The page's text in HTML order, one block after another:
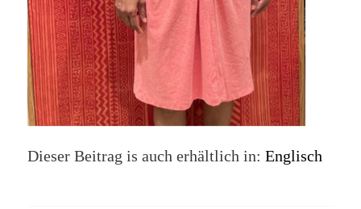
Dieser Beitrag is auch erhältlich in: Englisch